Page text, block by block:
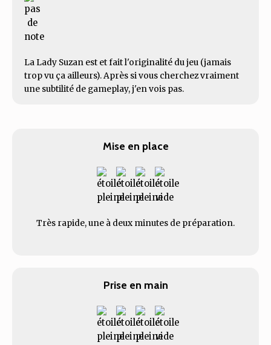
La Lady Suzan est et fait l'originalité du jeu (jamais
trop vu ça ailleurs). Après si vous cherchez vraiment
une subtilité de gameplay, j'en vois pas.
Mise en place
Très rapide, une à deux minutes de préparation.
Prise en main